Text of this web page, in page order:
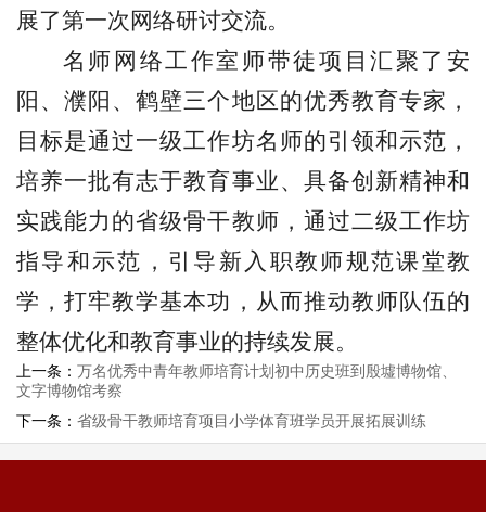
展了第一次网络研讨交流。
名师网络工作室师带徒项目汇聚了安
阳、濮阳、鹤壁三个地区的优秀教育专家，
目标是通过一级工作坊名师的引领和示范，
培养一批有志于教育事业、具备创新精神和
实践能力的省级骨干教师，通过二级工作坊
指导和示范，引导新入职教师规范课堂教
学，打牢教学基本功，从而推动教师队伍的
整体优化和教育事业的持续发展。
上一条： 万名优秀中青年教师培育计划初中历史班到殷墟博物馆、
文字博物馆考察
下一条： 省级骨干教师培育项目小学体育班学员开展拓展训练